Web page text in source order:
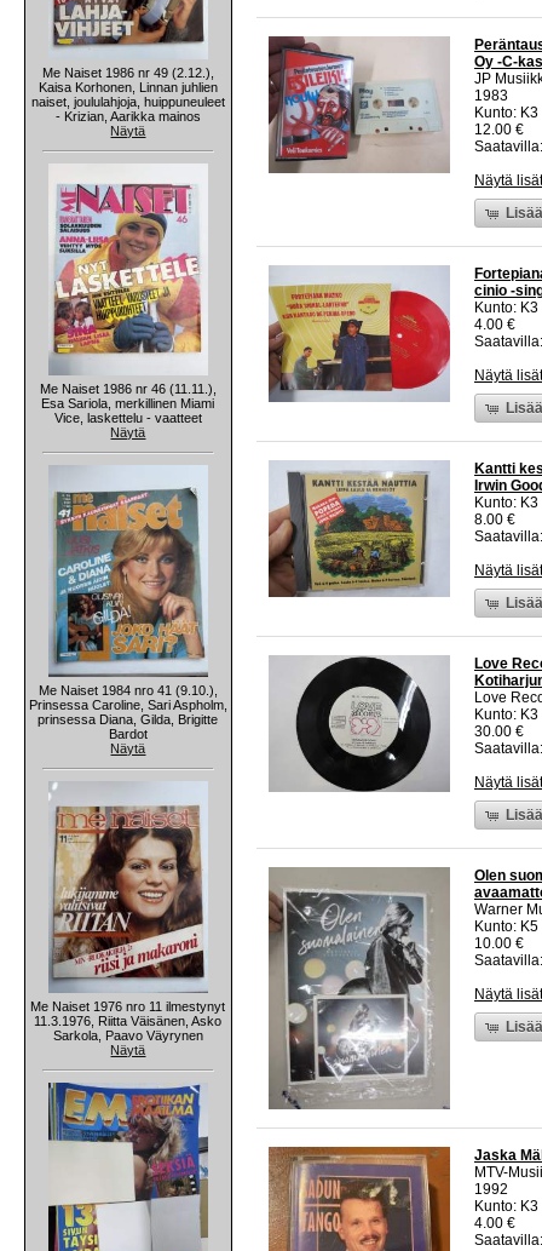
Me Naiset 1986 nr 49 (2.12.),
Kaisa Korhonen, Linnan juhlien
naiset, joululahjoja, huippuneuleet
- Krizian, Aarikka mainos
Näytä
Me Naiset 1986 nr 46 (11.11.),
Esa Sariola, merkillinen Miami
Vice, laskettelu - vaatteet
Näytä
Me Naiset 1984 nro 41 (9.10.),
Prinsessa Caroline, Sari Aspholm,
prinsessa Diana, Gilda, Brigitte
Bardot
Näytä
Me Naiset 1976 nro 11 ilmestynyt
11.3.1976, Riitta Väisänen, Asko
Sarkola, Paavo Väyrynen
Näytä
Oy -C-
JP
1983
Kunto:
12.00 €
Näytä
cinio -
Kunto:
4.00 €
Näytä
Kantti
Irwin
Kunto:
8.00 €
Näytä
Love
Love
Kunto:
30.00 €
Näytä
Olen
Warner
Kunto:
10.00 €
Näytä
Jaska
MTV-
1992
Kunto:
4.00 €